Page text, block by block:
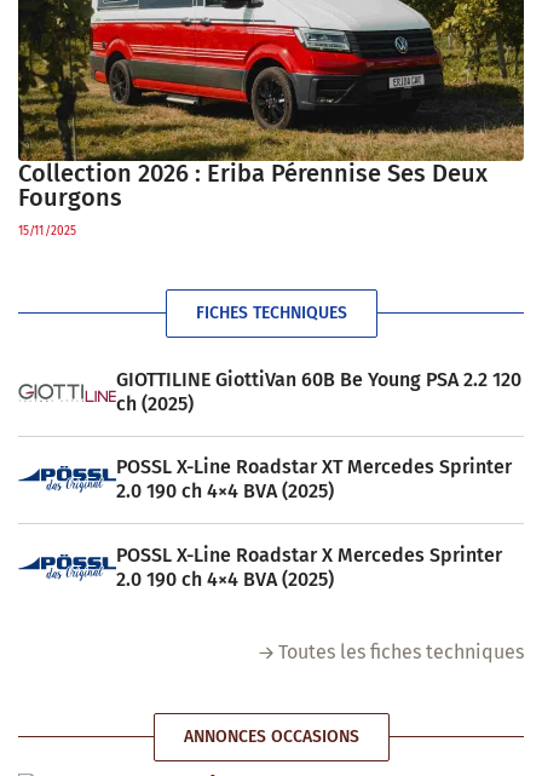
Collection 2026 : Eriba Pérennise Ses Deux
Fourgons
15/11/2025
FICHES TECHNIQUES
GIOTTILINE GiottiVan 60B Be Young PSA 2.2 120
ch (2025)
POSSL X-Line Roadstar XT Mercedes Sprinter
2.0 190 ch 4×4 BVA (2025)
POSSL X-Line Roadstar X Mercedes Sprinter
2.0 190 ch 4×4 BVA (2025)
Toutes les fiches techniques
ANNONCES OCCASIONS